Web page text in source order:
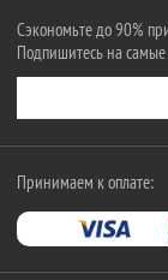
Сэкономьте до 90%
Подпишитесь на
Принимаем к оплате: